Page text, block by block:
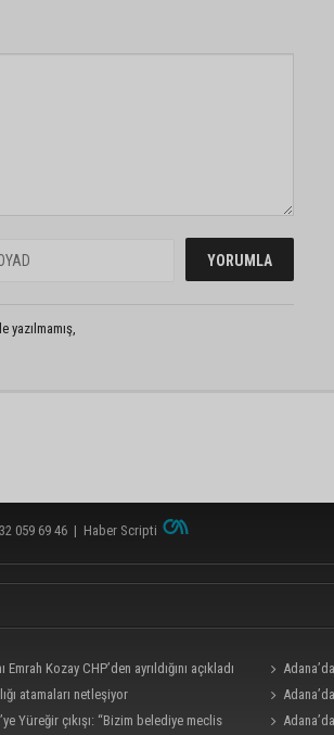
yazılmamış,
059 69 46 | Haber Scripti
Kozay CHP’den ayrıldığını açıkladı
milyonun
atamaları netleşiyor
Yüreğir çıkışı: “Bizim belediye meclis